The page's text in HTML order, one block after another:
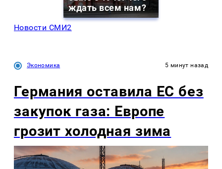
ждать всем нам?
Новости СМИ2
Экономика 5 минут назад
Германия оставила ЕС без
закупок газа: Европе
грозит холодная зима